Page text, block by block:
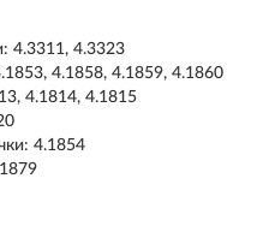
4.3311, 4.3323
4.1858, 4.1859, 4.1860
4.1814, 4.1815
4.1854